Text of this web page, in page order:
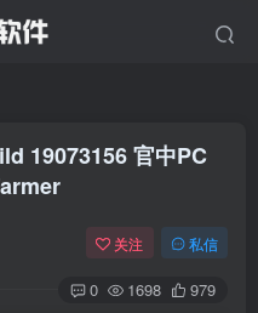
19073156 官中PC
关注 私信
0 1698 979